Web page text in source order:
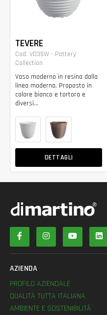
TEVERE
Cod. VO35W - Pottery
Collection
Vaso moderno in resina dalla
linea moderna. Proposto in
colore bianco e tortora e
diversi...
DETTAGLI
AZIENDA
PROFILO AZIENDALE
QUALITÀ TUTTA ITALIANA
AMBIENTE E SOSTENIBILITÀ